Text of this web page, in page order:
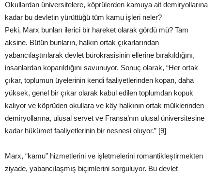
Okullardan üniversitelere, köprülerden kamuya ait demiryollarına
kadar bu devletin yürüttüğü tüm kamu işleri neler?
Peki, Marx bunları ilerici bir hareket olarak gördü mü? Tam
aksine. Bütün bunların, halkın ortak çıkarlarından
yabancılaştırılarak devlet bürokrasisinin ellerine bırakıldığını,
insanlardan koparıldığını savunuyor. Sonuç olarak, “Her ortak
çıkar, toplumun üyelerinin kendi faaliyetlerinden kopan, daha
yüksek, genel bir çıkar olarak kabul edilen toplumdan kopuk
kalıyor ve köprüden okullara ve köy halkının ortak mülklerinden
demiryollarına, ulusal servet ve Fransa’nın ulusal üniversitesine
kadar hükümet faaliyetlerinin bir nesnesi oluyor.” [9]
Marx, “kamu” hizmetlerini ve işletmelerini romantikleştirmekten
ziyade, yabancılaşmış biçimlerini sorguluyor. Bu devlet